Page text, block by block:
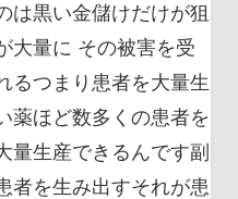
は黒い金儲けだけが狙
大量に その被害を受
るつまり患者を大量生
薬ほど数多くの患者を
量生産できるんです副
者を生み出すそれが患